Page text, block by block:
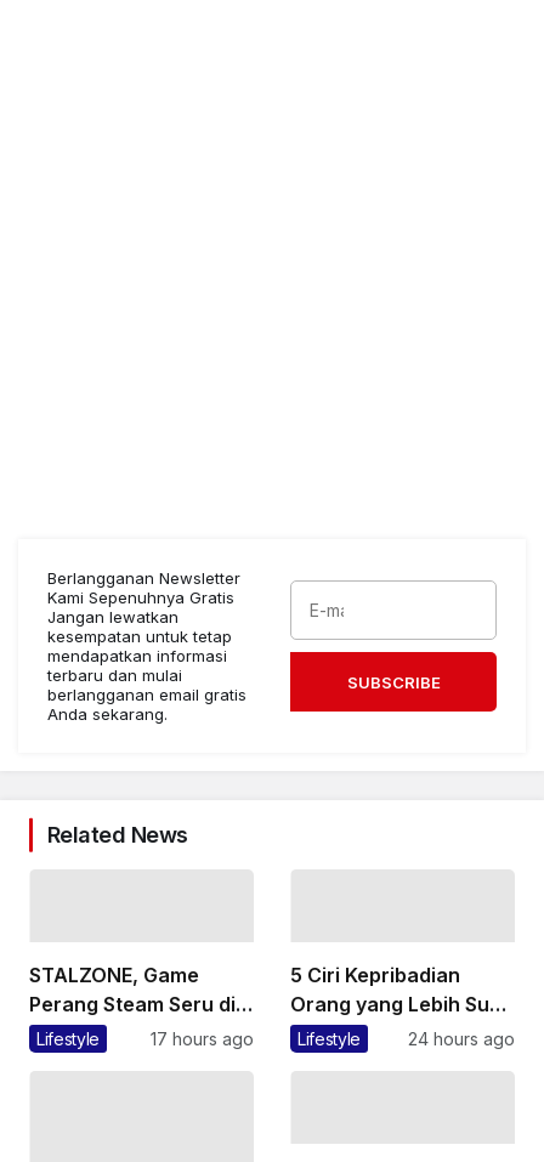
Berlangganan Newsletter
Kami Sepenuhnya Gratis
Jangan lewatkan
kesempatan untuk tetap
mendapatkan informasi
terbaru dan mulai
berlangganan email gratis
Anda sekarang.
SUBSCRIBE
Related News
STALZONE, Game
Perang Steam Seru di
Dunia Chernobyl
Lifestyle 17 hours ago
5 Ciri Kepribadian
Orang yang Lebih Suka
Mandi di Malam Hari
Lifestyle 24 hours ago